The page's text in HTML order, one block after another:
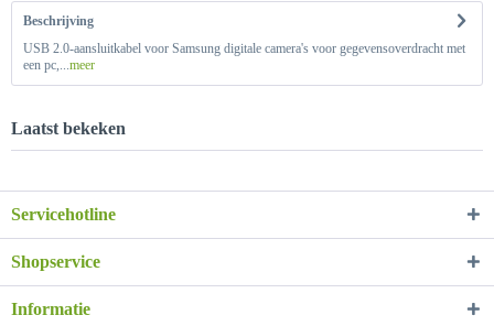
Beschrijving
USB 2.0-aansluitkabel voor Samsung digitale camera's voor gegevensoverdracht met
een pc,... meer
Laatst bekeken
Servicehotline
Shopservice
Informatie